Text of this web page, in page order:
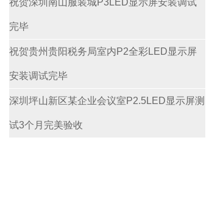
祝贺深圳南山服装城P3LED显示屏安装调试
完毕
祝贺贵州贵阳税务局室内P2全彩LED显示屏
安装调试完毕
深圳坪山新区某企业会议室P2.5LED显示屏测
试3个月完美验收